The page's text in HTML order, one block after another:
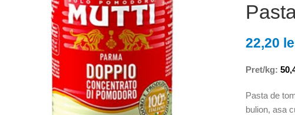
22,20
Pret/kg:
Pasta de
bulion, asa